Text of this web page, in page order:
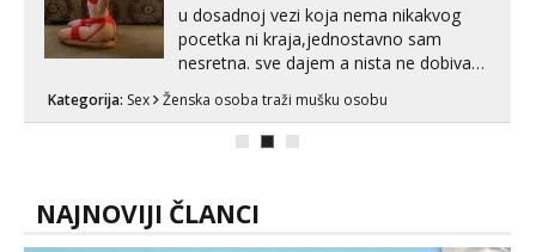
u dosadnoj vezi koja nema nikakvog
pocetka ni kraja,jednostavno sam
nesretna. sve dajem a nista ne dobivam
zadovoljiti moje potrebe,ne trazim puno
samo malo njeznosti i razumjevanja.
muskar...
Kategorija: Sex Ženska osoba traži mušku osobu
NAJNOVIJI ČLANCI